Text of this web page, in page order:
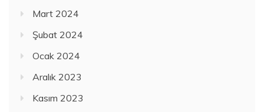
Mart 2024
Şubat 2024
Ocak 2024
Aralık 2023
Kasım 2023